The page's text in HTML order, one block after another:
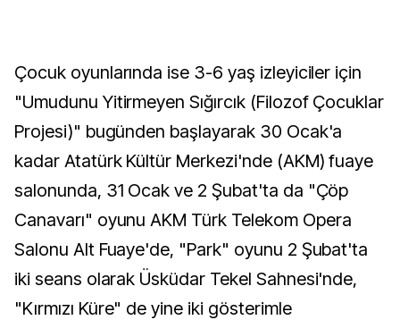
Çocuk oyunlarında ise 3-6 yaş izleyiciler için
"Umudunu Yitirmeyen Sığırcık (Filozof Çocuklar
Projesi)" bugünden başlayarak 30 Ocak'a
kadar Atatürk Kültür Merkezi'nde (AKM) fuaye
salonunda, 31 Ocak ve 2 Şubat'ta da "Çöp
Canavarı" oyunu AKM Türk Telekom Opera
Salonu Alt Fuaye'de, "Park" oyunu 2 Şubat'ta
iki seans olarak Üsküdar Tekel Sahnesi'nde,
"Kırmızı Küre" de yine iki gösterimle